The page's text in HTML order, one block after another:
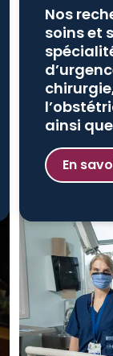
Nos
soins et
ainsi
En